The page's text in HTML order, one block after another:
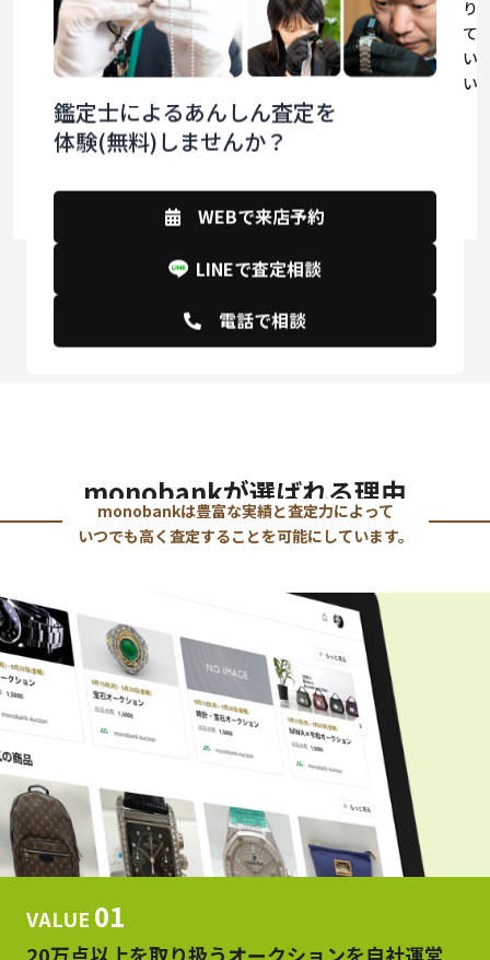
満足のいく査定価格はもちろんですが、
あわせて、待ち時間も少ないことには驚
きました。
口コミから想像していた以上のクオリテ
ィ。
りも高価買い取り
良いものを遺して
気持ちでいっぱい
ありがとうござい
Googleの口コミを見る
monobankが選ばれる理由
monobankは豊富な実績と査定力によって
いつでも高く査定することを可能にしています。
VALUE 01
鑑定士によるあんしん査定を
体験(無料)しませんか？
WEBで来店予約
LINEで査定相談
電話で相談